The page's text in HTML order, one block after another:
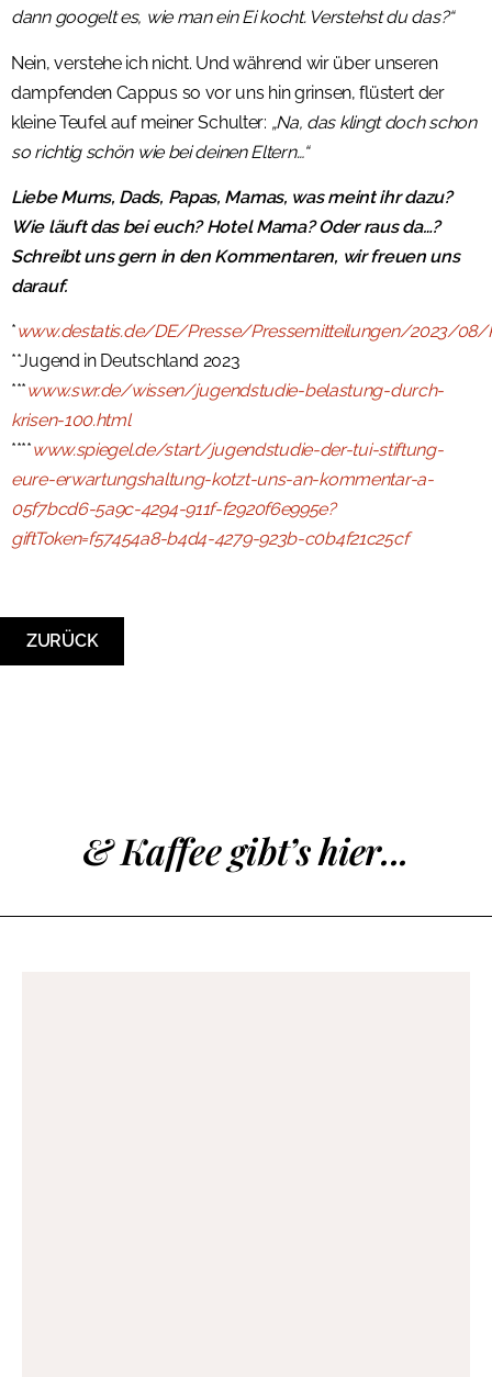
dann googelt es, wie man ein Ei kocht. Verstehst du das?“
Nein, verstehe ich nicht. Und während wir über unseren
dampfenden Cappus so vor uns hin grinsen, flüstert der
kleine Teufel auf meiner Schulter: „Na, das klingt doch schon
so richtig schön wie bei deinen Eltern…“
Liebe Mums, Dads, Papas, Mamas, was meint ihr dazu?
Wie läuft das bei euch? Hotel Mama? Oder raus da…?
Schreibt uns gern in den Kommentaren, wir freuen uns
darauf.
*www.destatis.de/DE/Presse/Pressemitteilungen/2023/08/
**Jugend in Deutschland 2023
***www.swr.de/wissen/jugendstudie-belastung-durch-
krisen-100.html
****www.spiegel.de/start/jugendstudie-der-tui-stiftung-
eure-erwartungshaltung-kotzt-uns-an-kommentar-a-
05f7bcd6-5a9c-4294-911f-f2920f6e995e?
giftToken=f57454a8-b4d4-4279-923b-c0b4f21c25cf
ZURÜCK
& Kaffee gibt’s hier...